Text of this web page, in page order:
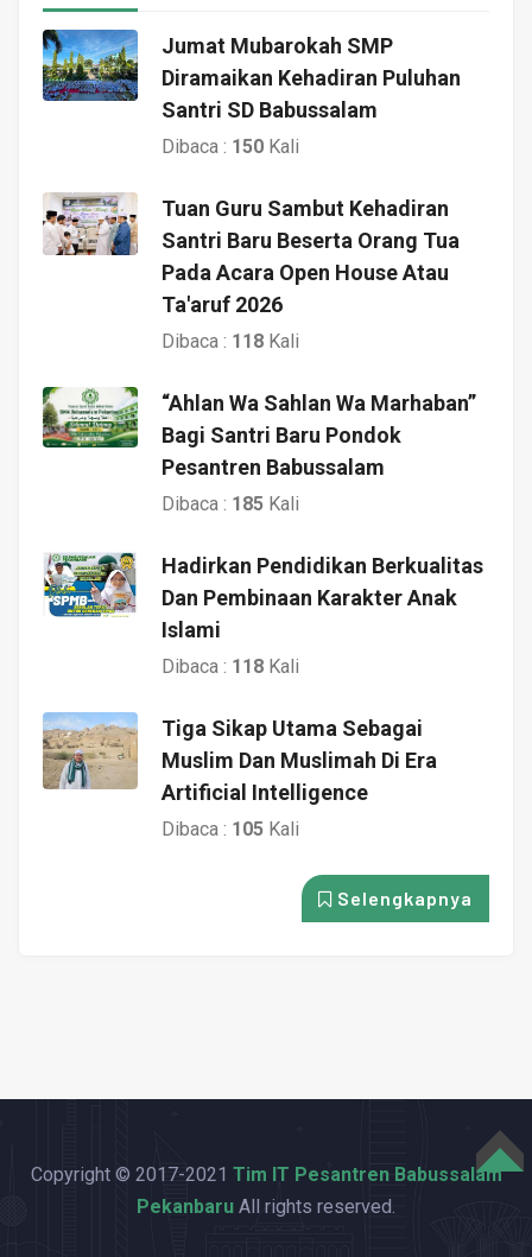
Jumat Mubarokah SMP
Diramaikan Kehadiran Puluhan
Santri SD Babussalam
Dibaca : 150 Kali
Tuan Guru Sambut Kehadiran
Santri Baru Beserta Orang Tua
Pada Acara Open House Atau
Ta'aruf 2026
Dibaca : 118 Kali
“Ahlan Wa Sahlan Wa Marhaban”
Bagi Santri Baru Pondok
Pesantren Babussalam
Dibaca : 185 Kali
Hadirkan Pendidikan Berkualitas
Dan Pembinaan Karakter Anak
Islami
Dibaca : 118 Kali
Tiga Sikap Utama Sebagai
Muslim Dan Muslimah Di Era
Artificial Intelligence
Dibaca : 105 Kali
Selengkapnya
Copyright © 2017-2021 Tim IT Pesantren Babussalam
Pekanbaru All rights reserved.
TOP